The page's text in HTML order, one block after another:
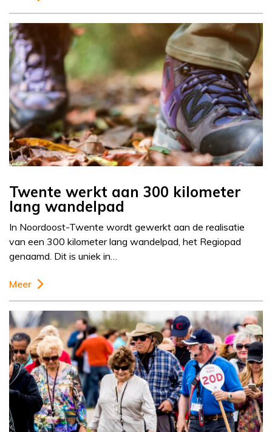
Twente werkt aan 300 kilometer
lang wandelpad
In Noordoost-Twente wordt gewerkt aan de realisatie
van een 300 kilometer lang wandelpad, het Regiopad
genaamd. Dit is uniek in…
Meer